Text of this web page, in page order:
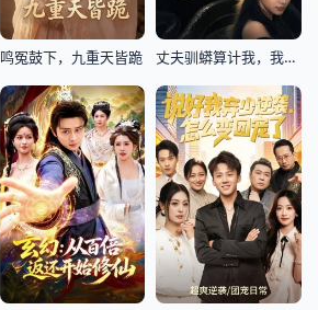
鸣冤鼓下，九重天皆跪 丈夫驯蟒算计我，我不忍了